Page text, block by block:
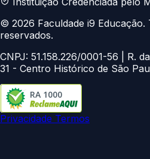
© 2026 Faculdade i9 Educação.
reservados.
CNPJ: 51.158.226/0001-56 | R.
31 - Centro Histórico de São
RA 1000
Privacidade Termos